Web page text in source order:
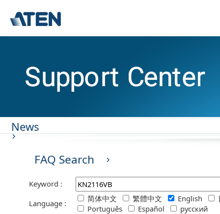
News
FAQ Search
Keyword :
Language :
简体中文 繁體中文 English
Português
Español русский